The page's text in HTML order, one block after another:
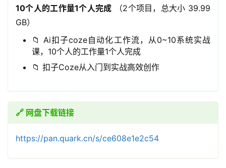
10个人的工作量1个人完成 （2个项目，总大小 39.99
GB）
📁 Ai扣子coze自动化工作流，从0~10系统实战
课，10个人的工作量1个人完成
📁 扣子Coze从入门到实战高效创作
🔗 网盘下载链接
https://pan.quark.cn/s/ce608e1e2c54